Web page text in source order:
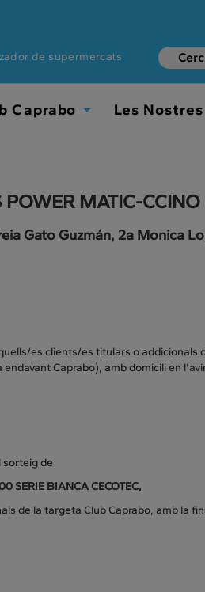
de supermercats
Caprabo Les
POWER MATIC-
Gato Guzmán, 2a Monica
es clients/es titulars o addicionals
Caprabo), amb domicili en
sorteig de
SERIE BIANCA CECOTEC,
de la targeta Club Caprabo, amb la